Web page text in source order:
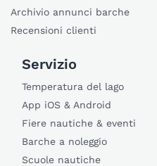
Archivio annunci barche
Recensioni clienti
Servizio
Temperatura del lago
App iOS & Android
Fiere nautiche & eventi
Barche a noleggio
Scuole nautiche